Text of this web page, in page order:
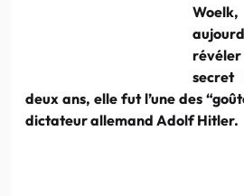
Woelk,
révéler
deux ans, elle fut l’une des “
dictateur allemand Adolf Hitler.